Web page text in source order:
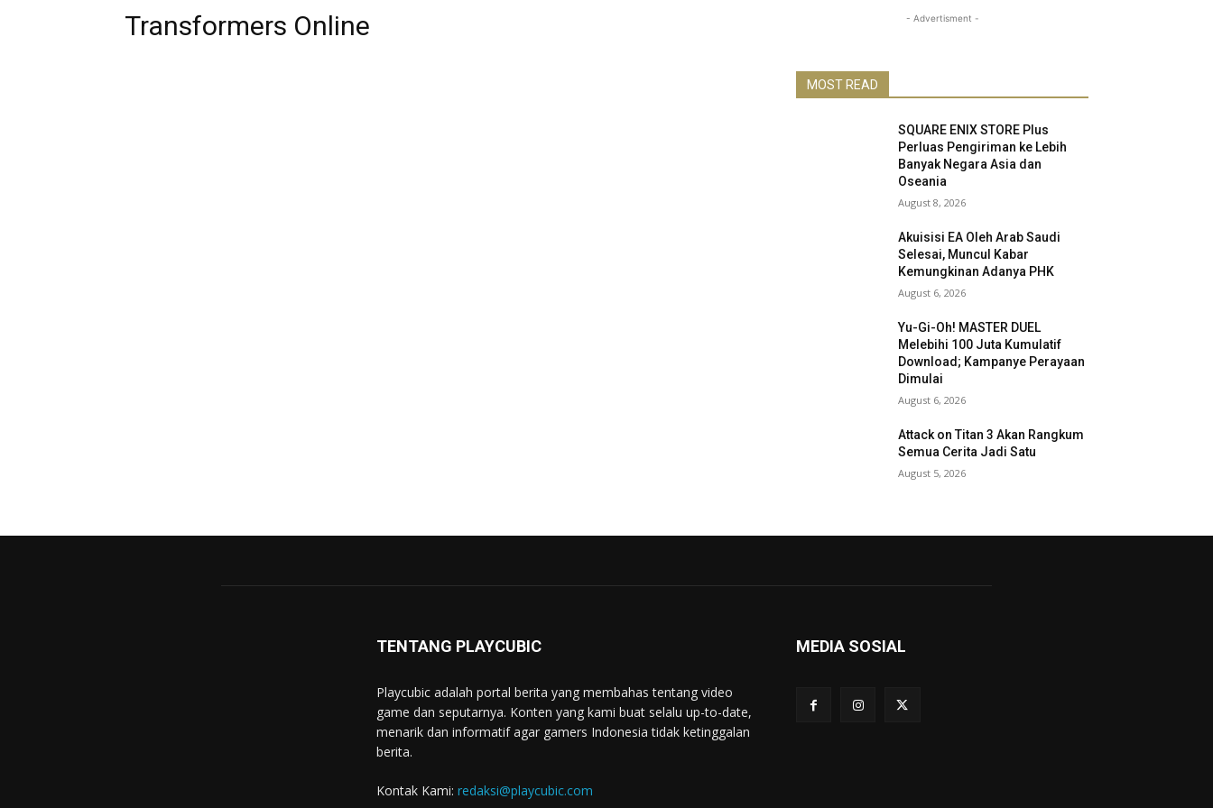
Transformers Online - Advertisment -
MOST READ
SQUARE ENIX STORE Plus
Perluas Pengiriman ke Lebih
Banyak Negara Asia dan
Oseania
August 8, 2026
Akuisisi EA Oleh Arab Saudi
Selesai, Muncul Kabar
Kemungkinan Adanya PHK
August 6, 2026
Yu-Gi-Oh! MASTER DUEL
Melebihi 100 Juta Kumulatif
Download; Kampanye Perayaan
Dimulai
August 6, 2026
Attack on Titan 3 Akan Rangkum
Semua Cerita Jadi Satu
August 5, 2026
TENTANG PLAYCUBIC
Playcubic adalah portal berita yang membahas tentang video
game dan seputarnya. Konten yang kami buat selalu up-to-date,
menarik dan informatif agar gamers Indonesia tidak ketinggalan
berita.
Kontak Kami: redaksi@playcubic.com
MEDIA SOSIAL